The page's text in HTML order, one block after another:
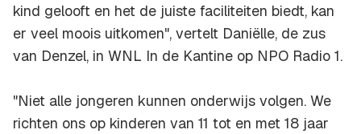
kind gelooft en het de juiste faciliteiten biedt, kan
er veel moois uitkomen", vertelt Daniëlle, de zus
van Denzel, in WNL In de Kantine op NPO Radio 1.
"Niet alle jongeren kunnen onderwijs volgen. We
richten ons op kinderen van 11 tot en met 18 jaar